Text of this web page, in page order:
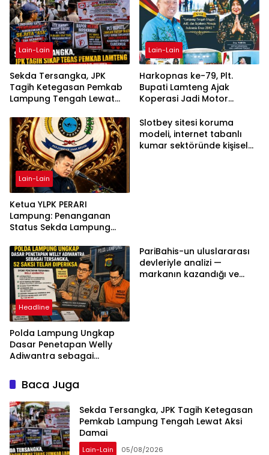
Lain-Lain
Sekda Tersangka, JPK
Tagih Ketegasan Pemkab
Lampung Tengah Lewat
Lain-Lain
Harkopnas ke-79, Plt.
Bupati Lamteng Ajak
Koperasi Jadi Motor
Lain-Lain
Ketua YLPK PERARI
Lampung: Penanganan
Status Sekda Lampung
Berdasarkan Aturan,
Bukan Tekanan Opini
Slotbey sitesi koruma
modeli, internet tabanlı
kumar sektöründe kişisel
Headline
Polda Lampung Ungkap
Dasar Penetapan Welly
Adiwantra sebagai
Diperiksa
PariBahis-un uluslararası
devleriyle analizi —
markanın kazandığı ve
Baca Juga
Sekda Tersangka, JPK Tagih Ketegasan
Pemkab Lampung Tengah Lewat Aksi
Damai
Lain-Lain 05/08/2026